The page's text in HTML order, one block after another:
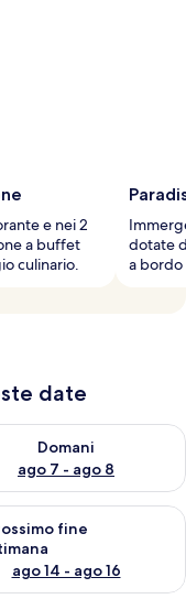
e nei 2
a buffet
culinario.
dotate
a bordo
date
6 - ago 7
Domani
ago 7 - ago 8
la disponibilità per
ago 7 - ago
fine
ago 14 - ago 16
la disponibilità per il